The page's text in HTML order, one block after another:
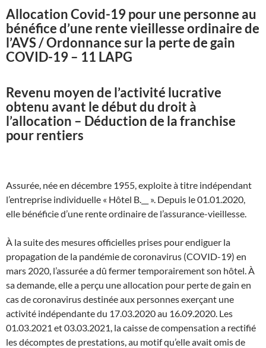
Allocation Covid-19 pour une personne au
bénéfice d’une rente vieillesse ordinaire de
l’AVS / Ordonnance sur la perte de gain
COVID-19 – 11 LAPG
Revenu moyen de l’activité lucrative
obtenu avant le début du droit à
l’allocation – Déduction de la franchise
pour rentiers
Assurée, née en décembre 1955, exploite à titre indépendant
l’entreprise individuelle « Hôtel B.__ ». Depuis le 01.01.2020,
elle bénéficie d’une rente ordinaire de l’assurance-vieillesse.
À la suite des mesures officielles prises pour endiguer la
propagation de la pandémie de coronavirus (COVID-19) en
mars 2020, l’assurée a dû fermer temporairement son hôtel. À
sa demande, elle a perçu une allocation pour perte de gain en
cas de coronavirus destinée aux personnes exerçant une
activité indépendante du 17.03.2020 au 16.09.2020. Les
01.03.2021 et 03.03.2021, la caisse de compensation a rectifié
les décomptes de prestations, au motif qu’elle avait omis de